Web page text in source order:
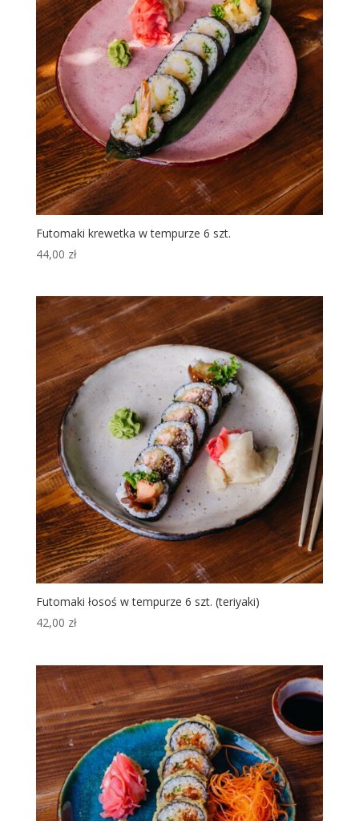
Futomaki krewetka w tempurze 6 szt.
44,00 zł
Futomaki łosoś w tempurze 6 szt. (teriyaki)
42,00 zł